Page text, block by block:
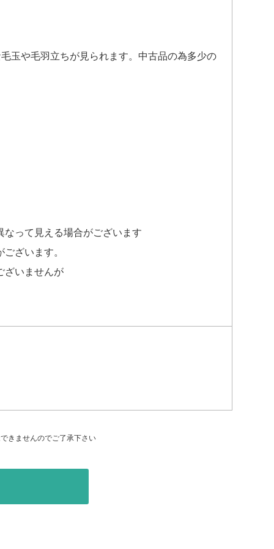
玉や毛羽立ちが見られます。中古品の為多少の
って見える場合がございます
ざいます。
ざいませんが
きませんのでご了承下さい